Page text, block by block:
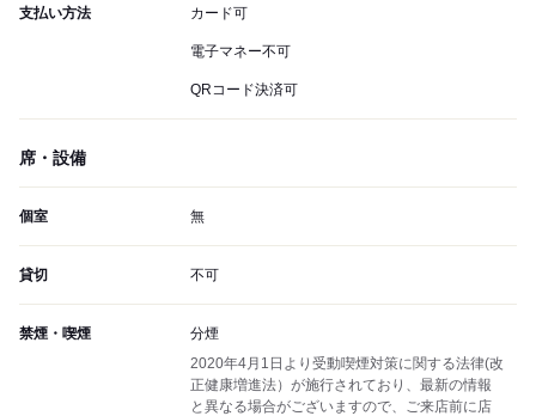
支払い方法 カード可
電子マネー不可
QRコード決済可
席・設備
個室 無
貸切 不可
禁煙・喫煙
分煙
2020年4月1日より受動喫煙対策に関する法律(改
正健康増進法）が施行されており、最新の情報
と異なる場合がございますので、ご来店前に店